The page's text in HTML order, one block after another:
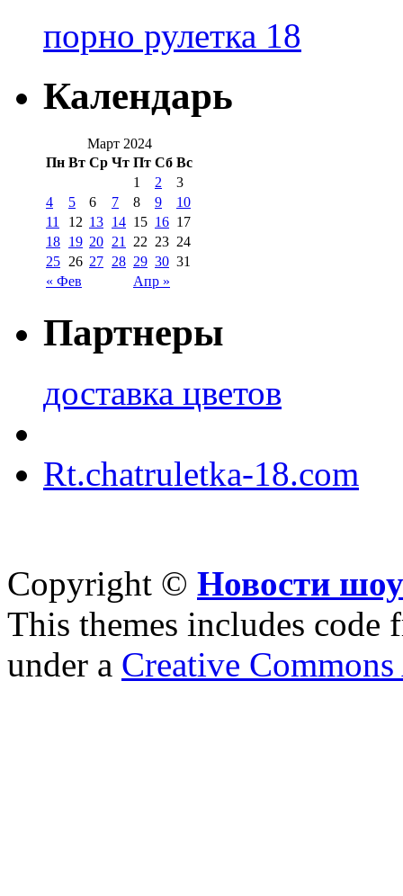
порно рулетка 18
Календарь
Март 2024
Пн Вт Ср Чт Пт Сб Вс
« Фев Апр »
1 2
3
4
5 6 7 8 9
10
11
12 13 14 15 16 17
18 19 20 21 22 23 24
25 26 27 28 29 30 31
Партнеры
доставка цветов
Rt.chatruletka-18.com
Copyright © Новости
This themes includes code
under a Creative